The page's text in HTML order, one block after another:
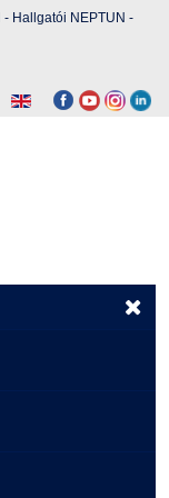
- Hallgatói NEPTUN -